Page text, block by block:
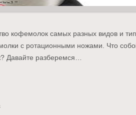
кофемолок самых разных видов и
с ротационными ножами. Что
Давайте разберемся…